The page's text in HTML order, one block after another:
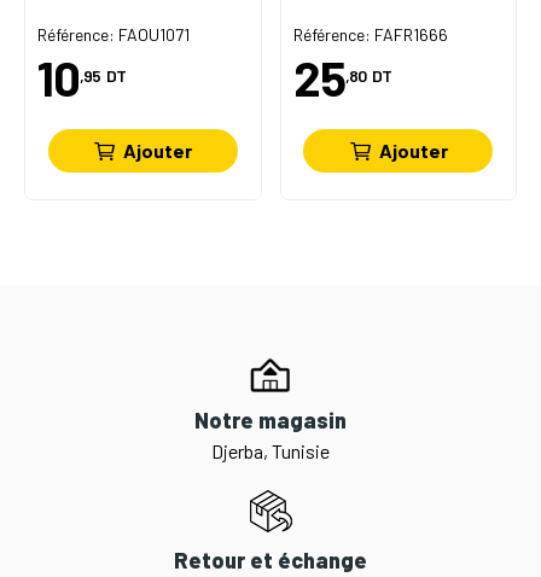
Référence: FAOU1071
10,95 DT
Ajouter
Référence: FAFR1666
25,80 DT
Ajouter
Notre magasin
Djerba, Tunisie
Retour et échange